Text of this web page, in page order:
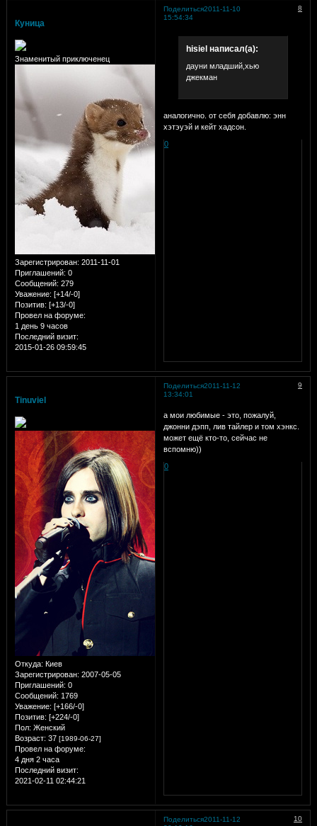
Поделиться 8
2011-11-10
15:54:34
Куница
Знаменитый приключенец
Зарегистрирован: 2011-11-01
Приглашений: 0
Сообщений: 279
Уважение: [+14/-0]
Позитив: [+13/-0]
Провел на форуме:
1 день 9 часов
Последний визит:
2015-01-26 09:59:45
hisiel написал(а):
дауни младший,хью
джекман
аналогично. от себя добавлю: энн
хэтэуэй и кейт хадсон.
0
Поделиться 9
2011-11-12
13:34:01
Tinuviel
Откуда: Киев
Зарегистрирован: 2007-05-05
Приглашений: 0
Сообщений: 1769
Уважение: [+166/-0]
Позитив: [+224/-0]
Пол: Женский
Возраст: 37 [1989-06-27]
Провел на форуме:
4 дня 2 часа
Последний визит:
2021-02-11 02:44:21
а мои любимые - это, пожалуй,
джонни дэпп, лив тайлер и том хэнкс.
может ещё кто-то, сейчас не
вспомню))
0
Поделиться 10
2011-11-12